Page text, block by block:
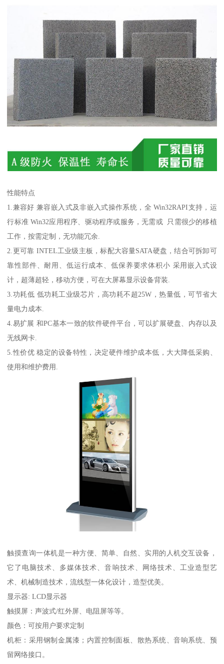
性能特点
1.兼容好 兼容嵌入式及非嵌入式操作系统，全 Win32RAPI支持，运
行标准 Win32应用程序、驱动程序或服务，无需或 只需很少的移植
工作，按需定制，无功能冗余.
2.更可靠 INTEL工业级主板，标配大容量SATA硬盘，结合可拆卸可
靠性部件、耐用、低运行成本、低保养要求体积小 采用嵌入式设
计，超薄超轻，移动方便，可在大屏幕显示设备背装.
3.功耗低 低功耗工业级芯片，高功耗不超25W，热量低，可节省大
量电力成本.
4.易扩展 和PC基本一致的软件硬件平台，可以扩展硬盘、内存以及
无线网卡.
5.性价优 稳定的设备特性，决定硬件维护成本低，大大降低采购、
使用和维护费用.
触摸查询一体机是一种方便、简单、自然、实用的人机交互设备，
它了电脑技术、多媒体技术、音响技术、网络技术、工业造型艺
术、机械制造技术，流线型一体化设计，造型优美。
显示器: LCD显示器
触摸屏：声波式/红外屏、电阻屏等等。
颜色：可按用户要求定制
机柜：采用钢制金属漆；内置控制面板、散热系统、音响系统、预
留网络接口。